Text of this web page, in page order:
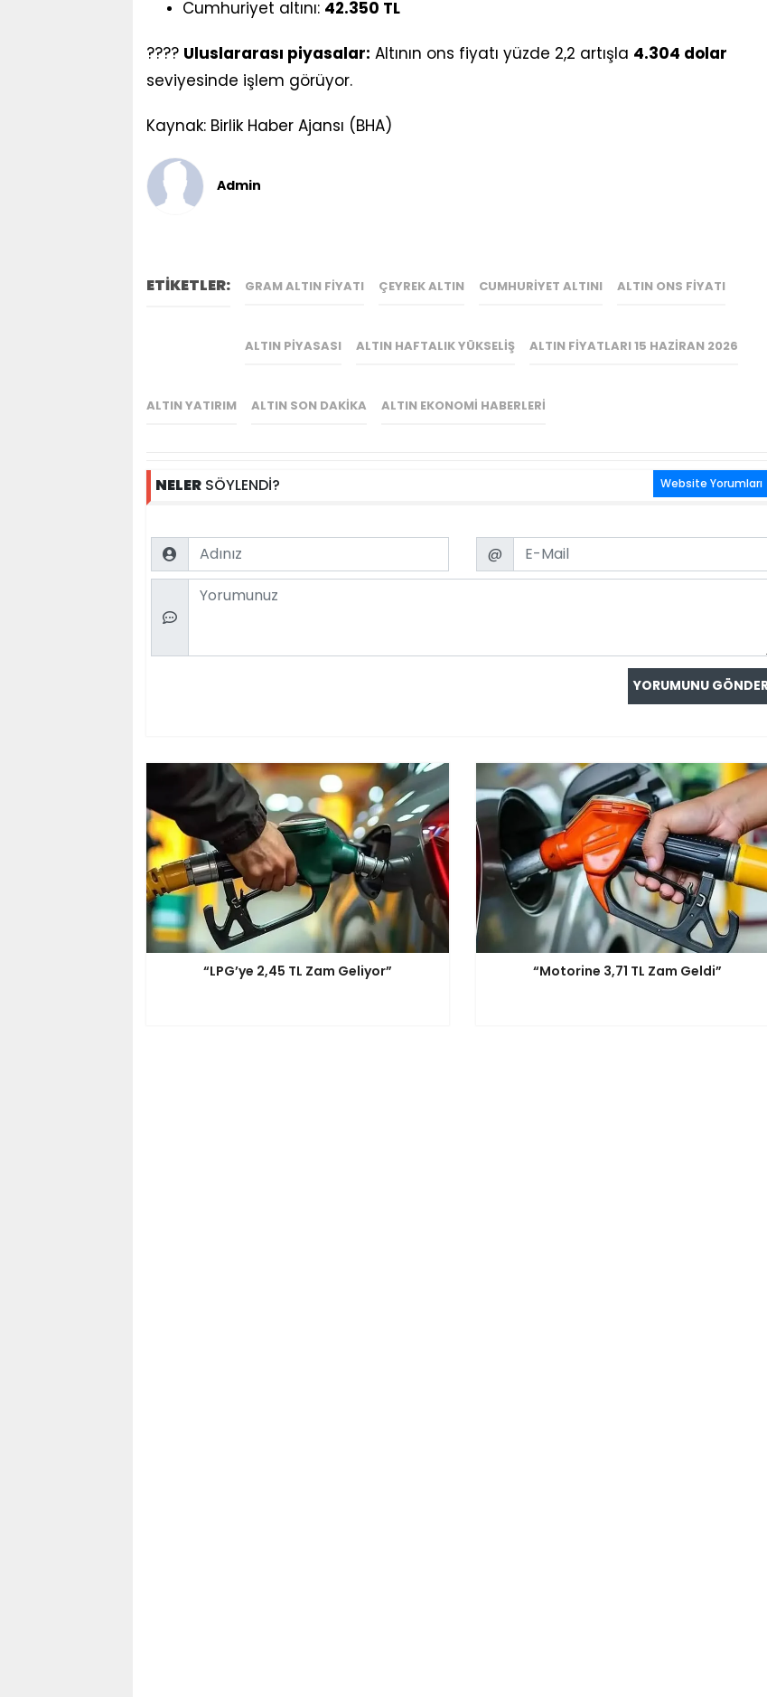
Cumhuriyet altını: 42.350 TL
???? Uluslararası piyasalar: Altının ons fiyatı yüzde 2,2 artışla 4.304 dolar
seviyesinde işlem görüyor.
Kaynak: Birlik Haber Ajansı (BHA)
Admin
ETİKETLER: GRAM ALTIN FIYATI ÇEYREK ALTIN CUMHURIYET ALTINI ALTIN ONS FIYATI
ALTIN PIYASASI ALTIN HAFTALIK YÜKSELIŞ ALTIN FIYATLARI 15 HAZIRAN 2026
ALTIN YATIRIM ALTIN SON DAKIKA ALTIN EKONOMI HABERLERI
NELER SÖYLENDİ? Website Yorumları
Name Email
@
Comment
“LPG’ye 2,45 TL Zam Geliyor” “Motorine 3,71 TL Zam Geldi”